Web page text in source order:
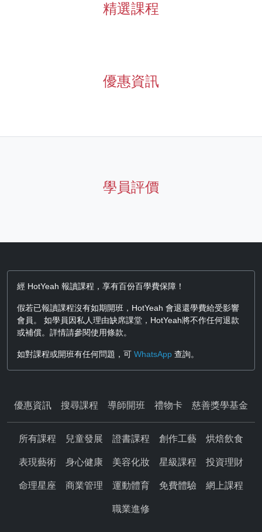
精選課程
優惠資訊
學員評價
經 HotYeah 報讀課程，享有百份百學費保障！
假若已報讀課程沒有如期開班，HotYeah 會退還學費給受影響
會員。 如學員因私人理由缺席課堂，HotYeah將不作任何退款
或補償。詳情請參閱使用條款。
如對課程或開班有任何問題，可 WhatsApp 查詢。
優惠資訊 搜尋課程 導師開班 禮物卡 慈善獎學基金
所有課程 兒童發展 證書課程 創作工藝 烘焙飲食
表現藝術 身心健康 美容化妝 星級課程 投資理財
命理星座 商業管理 運動體育 免費體驗 網上課程
職業進修